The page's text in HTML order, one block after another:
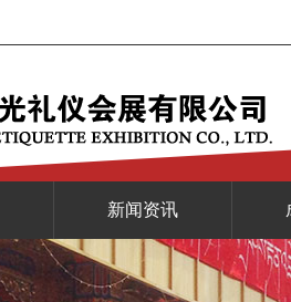
新闻资讯